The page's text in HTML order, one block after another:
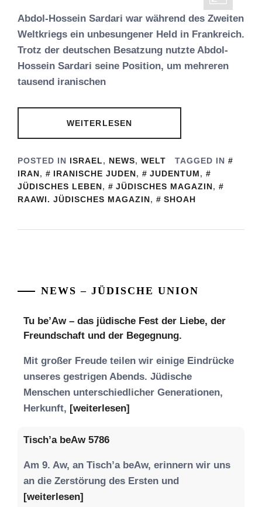
Abdol-Hossein Sardari war während des Zweiten
Weltkriegs ein unbesungener Held in Frankreich.
Trotz der deutschen Besatzung nutzte Abdol-
Hossein Sardari seine Position, um mehreren
tausend iranischen
WEITERLESEN
POSTED IN ISRAEL, NEWS, WELT
TAGGED IN
IRAN, IRANISCHE JUDEN, JUDENTUM,
JÜDISCHES LEBEN, JÜDISCHES MAGAZIN,
RAAWI. JÜDISCHES MAGAZIN, SHOAH
NEWS – JÜDISCHE UNION
Tu be’Aw – das jüdische Fest der Liebe, der
Freundschaft und der Begegnung.
Mit großer Freude teilen wir einige Eindrücke
unseres gestrigen Abends. Jüdische
Menschen unterschiedlicher Generationen,
Herkunft, [weiterlesen]
Tisch’a beAw 5786
Am 9. Aw, an Tisch’a beAw, erinnern wir uns
an die Zerstörung des Ersten und
[weiterlesen]